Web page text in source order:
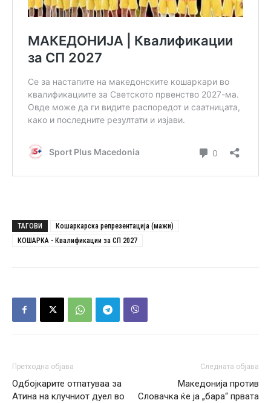
ТАГОВИ
Кошаркарска репрезентација (мажи)
КОШАРКА - Квалификации за СП 2027
Претходна објава
Одбојкарите отпатуваа за
Атина на клучниот дуел во
Следната објава
Македонија против
Словачка ќе ја „бара“ првата